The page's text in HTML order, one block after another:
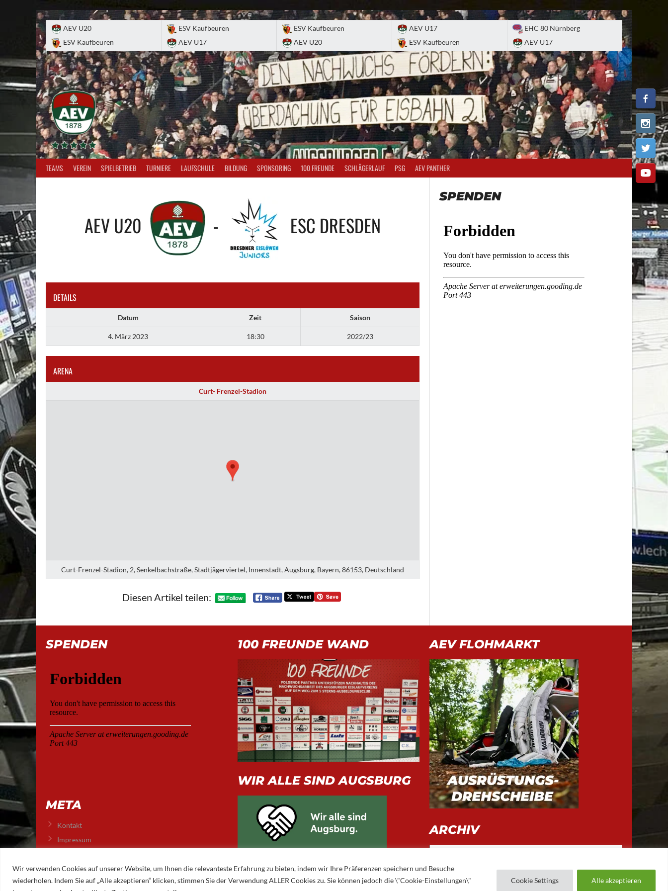
Wir verwenden Cookies auf unserer Website, um Ihnen die relevanteste Erfahrung zu bieten, indem wir Ihre Präferenzen speichern und Besuche
wiederholen. Indem Sie auf „Alle akzeptieren“ klicken, stimmen Sie der Verwendung ALLER Cookies zu. Sie können jedoch die \"Cookie-Einstellungen\"
Cookie Settings Alle akzeptieren
AEV U20
ESV Kaufbeuren
ESV Kaufbeuren
AEV U17
ESV Kaufbeuren
AEV U20
AEV U17
ESV Kaufbeuren
EHC 80 Nürnberg
AEV U17
TEAMS VEREIN SPIELBETRIEB TURNIERE LAUFSCHULE BILDUNG SPONSORING 100 FREUNDE SCHLÄGERLAUF PSG AEV PANTHER
AEV U20 - ESC DRESDEN
DETAILS
Datum Zeit Saison
4. März 2023 18:30 2022/23
ARENA
Curt- Frenzel-Stadion
Curt-Frenzel-Stadion, 2, Senkelbachstraße, Stadtjägerviertel, Innenstadt, Augsburg, Bayern, 86153, Deutschland
Diesen Artikel teilen:
SPENDEN
SPENDEN
META
Kontakt
Impressum
100 FREUNDE WAND
WIR ALLE SIND AUGSBURG
AEV FLOHMARKT
ARCHIV
Archiv
© 2026 AUGSBURGER EISLAUFVEREIN E.V. AUGSBURGER EV